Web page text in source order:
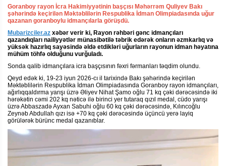
Goranboy rayon İcra Hakimiyyətinin başçısı Məhərrəm Quliyev Bakı
şəhərində keçirilən Məktəblilərin Respublika İdman Olimpiadasında uğur
qazanan goranboylu idmançılarla görüşdü.
Mubarizciler.az xəbər verir ki, Rayon rəhbəri gənc idmançıları
qazandıqları nailiyyətlər münasibətilə təbrik edərək onların əzmkarlıq və
yüksək hazırlıq sayəsində əldə etdikləri uğurların rayonun idman həyatına
mühüm töhfə olduğunu vurğuladı.
Sonda qalib idmançılara icra başçısının fəxri fərmanları təqdim olundu.
Qeyd edək ki, 19-23 iyun 2026-cı il tarixində Bakı şəhərində keçirilən
Məktəblilərin Respublika İdman Olimpiadasında Goranboy rayon idmançıları,
ağırlıqqaldırma yarışı üzrə Əliyev Nihat Şamo oğlu 71 kq çəki dərəcəsində iki
hərəkətin cəmi 202 kq nəticə ilə birinci yer tutaraq qızıl medal, cüdo yarışı
üzrə Abbaszadə Ayxan Sabuhi oğlu 60 kq çəki dərəcəsində, Kılıncoğlu
Zeynəb Abdullah qızı isə +70 kq çəki dərəcəsində üçüncü yerə layiq
görülərək bürünc medal qazanıblar.